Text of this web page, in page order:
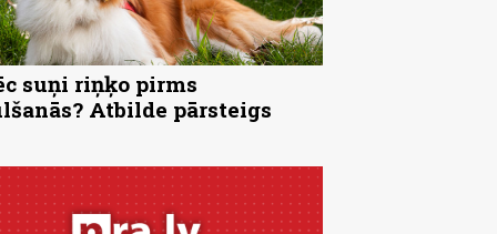
suņi riņķo pirms
Atbilde pārsteigs